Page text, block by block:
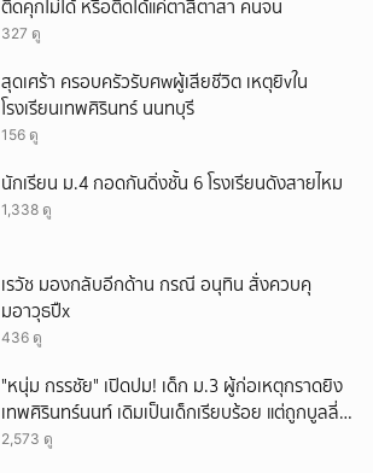
ติดคุกไม่ได้ หรือติดได้แค่ตาสีตาสา คนจน
327 ดู
สุดเศร้า ครอบครัวรับศwผู้เสียชีวิต เหตุยิvใน
โรงเรียนเทพศิรินทร์ นนทบุรี
156 ดู
นักเรียน ม.4 กอดกันดิ่งชั้น 6 โรงเรียนดังสายไหม
1,338 ดู
เรวัช มองกลับอีกด้าน กรณี อนุทิน สั่งควบคุ
มอาวุธปืx
436 ดู
"หนุ่ม กรรชัย" เปิดปม! เด็ก ม.3 ผู้ก่อเหตุกราดยิง
เทพศิรินทร์นนท์ เดิมเป็นเด็กเรียบร้อย แต่ถูกบูลลี่
หนัก คาดแรงกดดันสะสมกลายเป็นแรงแค้น จนก่อ
2,573 ดู